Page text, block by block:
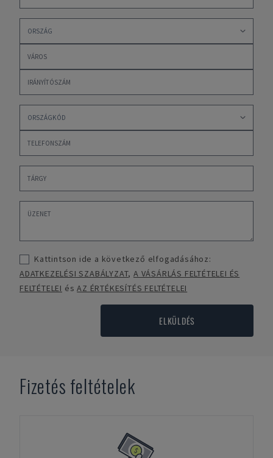
Kattintson ide a következő elfogadásához:
ADATKEZELÉSI SZABÁLYZAT,A VÁSÁRLÁS FELTÉTELEI ÉS
FELTÉTELEI ésAZ ÉRTÉKESÍTÉS FELTÉTELEI
ELKÜLDÉS
Fizetés feltételek